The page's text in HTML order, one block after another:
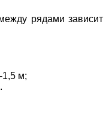
рядами зависит
м;